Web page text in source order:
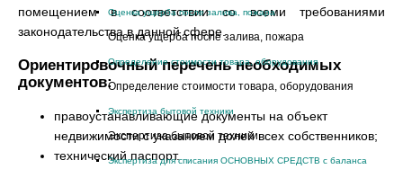
Оценка ущерба после залива, пожара
Оценка ущерба после залива, пожара
Определение стоимости товара, оборудования
Определение стоимости товара, оборудования
Экспертиза бытовой техники
Экспертиза бытовой техники
Экспертиза для списания ОСНОВНЫХ СРЕДСТВ с баланса
помещением в соответствии со всеми требованиями
законодательства в данной сфере.
Ориентировочный перечень необходимых
документов:
правоустанавливающие документы на объект
недвижимости с указанием долей всех собственников;
технический паспорт.